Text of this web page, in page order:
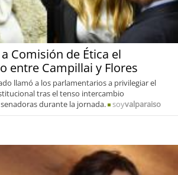
Comisión de Ética el
entre Campillai y Flores
llamó a los parlamentarios a privilegiar el
tras el tenso intercambio
durante la jornada.
soyvalparaiso